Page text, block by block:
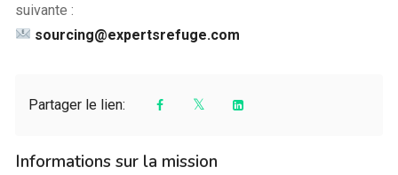
suivante :
sourcing@expertsrefuge.com
Partager le lien:
Informations sur la mission